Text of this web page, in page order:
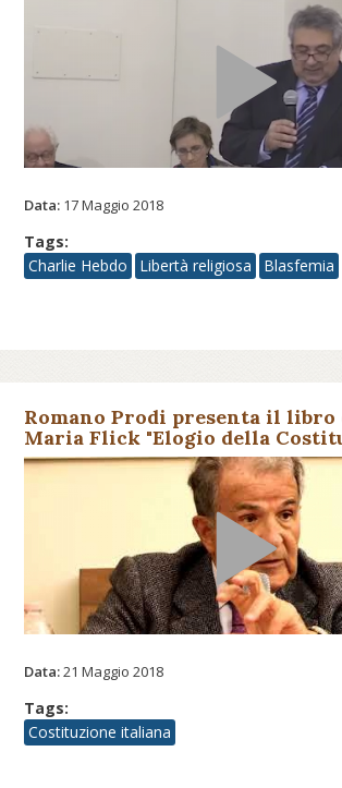
Data: 17 Maggio 2018
Tags:
Charlie Hebdo
Libertà religiosa Blasfemia
Romano Prodi presenta il
Maria Flick "Elogio della
Data:21 Maggio 2018
Tags:
Costituzione italiana